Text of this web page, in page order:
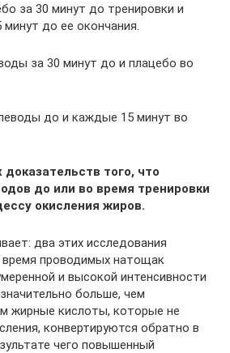
за 30 минут до тренировки и
до ее окончания.
за 30 минут до и плацебо во
до и каждые 15 минут во
доказательств того, что
до или во время тренировки
окисления жиров.
два этих исследования
проводимых натощак
и высокой интенсивности
больше, чем
жирные кислоты, которые не
конвертируются обратно в
чего повышенный